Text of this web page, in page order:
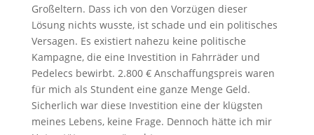
Großeltern. Dass ich von den Vorzügen dieser
Lösung nichts wusste, ist schade und ein politisches
Versagen. Es existiert nahezu keine politische
Kampagne, die eine Investition in Fahrräder und
Pedelecs bewirbt. 2.800 € Anschaffungspreis waren
für mich als Stundent eine ganze Menge Geld.
Sicherlich war diese Investition eine der klügsten
meines Lebens, keine Frage. Dennoch hätte ich mir